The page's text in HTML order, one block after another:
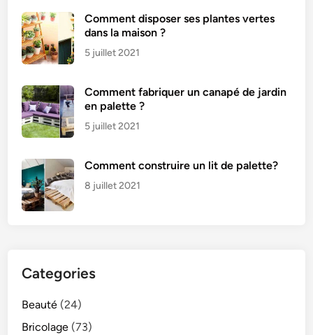
Comment disposer ses plantes vertes
dans la maison ?
5 juillet 2021
Comment fabriquer un canapé de jardin
en palette ?
5 juillet 2021
Comment construire un lit de palette?
8 juillet 2021
Categories
Beauté (24)
Bricolage (73)